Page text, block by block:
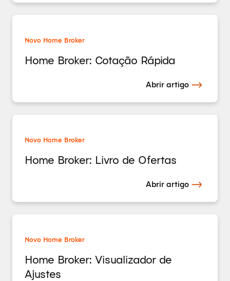
Novo Home Broker
Home Broker: Cotação Rápida
Abrir artigo
Novo Home Broker
Home Broker: Livro de Ofertas
Abrir artigo
Novo Home Broker
Home Broker: Visualizador de
Ajustes